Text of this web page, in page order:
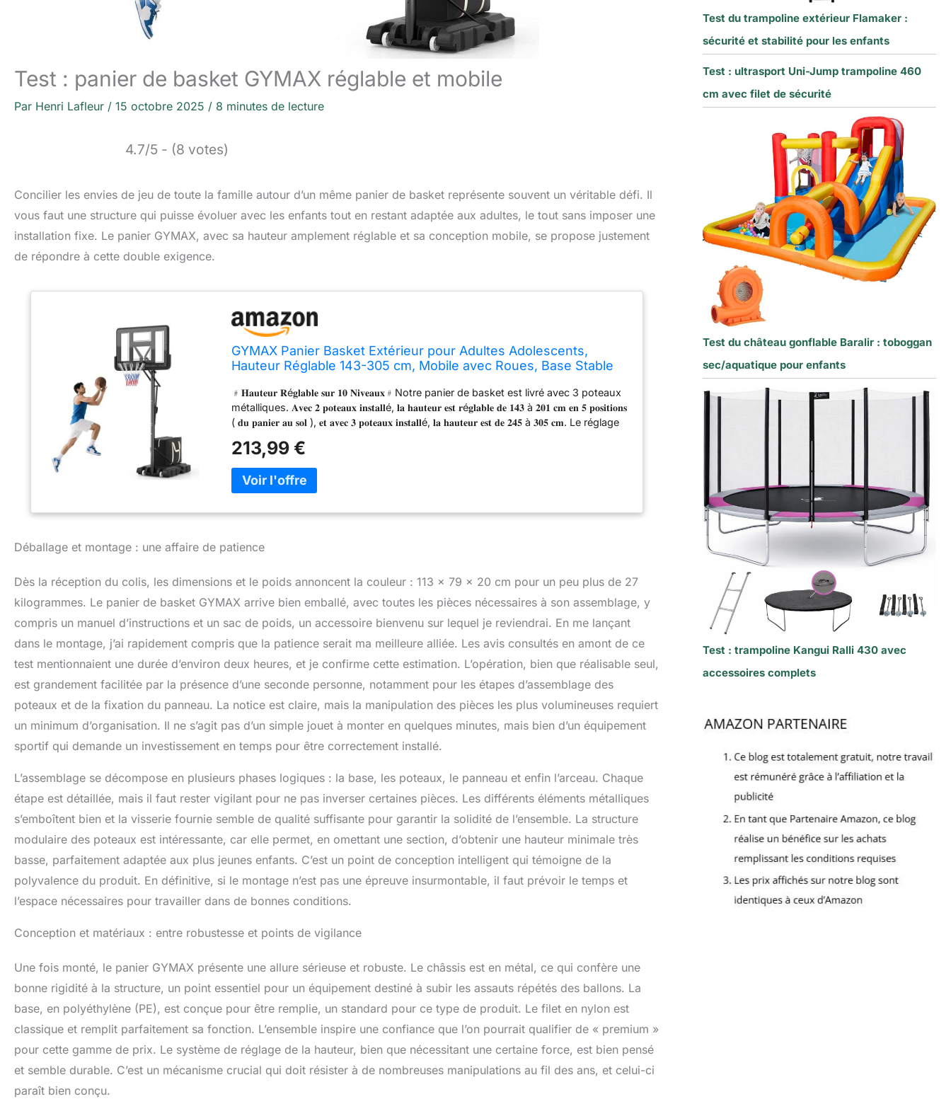
Test : panier de basket GYMAX réglable et mobile
Par Henri Lafleur / 15 octobre 2025 / 8 minutes de lecture
4.7/5 - (8 votes)
Concilier les envies de jeu de toute la famille autour d’un même panier de basket représente souvent un véritable défi. Il
vous faut une structure qui puisse évoluer avec les enfants tout en restant adaptée aux adultes, le tout sans imposer une
installation fixe. Le panier GYMAX, avec sa hauteur amplement réglable et sa conception mobile, se propose justement
de répondre à cette double exigence.
GYMAX Panier Basket Extérieur pour Adultes Adolescents,
Hauteur Réglable 143-305 cm, Mobile avec Roues, Base Stable
﹟𝐇𝐚𝐮𝐭𝐞𝐮𝐫 𝐑é𝐠𝐥𝐚𝐛𝐥𝐞 𝐬𝐮𝐫 𝟏𝟎 𝐍𝐢𝐯𝐞𝐚𝐮𝐱﹟Notre panier de basket est livré avec 3 poteaux
métalliques. 𝐀𝐯𝐞𝐜 𝟐 𝐩𝐨𝐭𝐞𝐚𝐮𝐱 𝐢𝐧𝐬𝐭𝐚𝐥𝐥é, 𝐥𝐚 𝐡𝐚𝐮𝐭𝐞𝐮𝐫 𝐞𝐬𝐭 𝐫é𝐠𝐥𝐚𝐛𝐥𝐞 𝐝𝐞 𝟏𝟒𝟑 à 𝟐𝟎𝟏 𝐜𝐦 𝐞𝐧 𝟓 𝐩𝐨𝐬𝐢𝐭𝐢𝐨𝐧𝐬
( 𝐝𝐮 𝐩𝐚𝐧𝐢𝐞𝐫 𝐚𝐮 𝐬𝐨𝐥 ), 𝐞𝐭 𝐚𝐯𝐞𝐜 𝟑 𝐩𝐨𝐭𝐞𝐚𝐮𝐱 𝐢𝐧𝐬𝐭𝐚𝐥𝐥é, 𝐥𝐚 𝐡𝐚𝐮𝐭𝐞𝐮𝐫 𝐞𝐬𝐭 𝐝𝐞 𝟐𝟒𝟓 à 𝟑𝟎𝟓 𝐜𝐦. Le réglage
de levage pour que le réglage se fasse en quelques secondes. ﹟𝐁𝐚𝐬𝐞 𝐑𝐞𝐦𝐩𝐥𝐢𝐬𝐬𝐚𝐛𝐥𝐞
𝐞𝐭 𝐒𝐚𝐜 𝐝𝐞 𝐏𝐨𝐢𝐝𝐬 𝐩𝐨𝐮𝐫 𝐒𝐭𝐚𝐛𝐢𝐥𝐢𝐭é﹟La base solide en PE peut être remplie de sable
(66kg) ou d'eau (58L) . En outre, vous pouvez ajouter 𝐥𝐞 𝐬𝐚𝐜 𝐝𝐞 𝐬𝐚𝐛𝐥𝐞 inclus
(pouvant contenir jusqu'à 50kg de sable) et placer le sac sur la base pour une
meilleure stabilité. En outre, la base comporte 𝐮𝐧 𝐫𝐞𝐧𝐟𝐨𝐧𝐜𝐞𝐦𝐞𝐧𝐭 𝐩𝐨𝐮𝐫 𝐚𝐜𝐜𝐮𝐞𝐢𝐥𝐥𝐢𝐫 𝐥𝐞
roues, ce panier de basket mobile vous permet d'économiser vos efforts pour la
panneau arrière 111x75cm, résiste aux chocs et aux éclats. Le système
d'amortissement à double ressort garantit un service prolongé. Le rebord de
𝐎ù﹟Ce panier de basket-ball peut être utilisé à l'intérieur comme à l'extérieur,
comme dans un gymnase, une allée, un terrain de basket, au bord d'une piscine,
etc. ( Attention : Veuillez déplacer le panier de basket-ball dans un endroit abrité
lorsqu'il y a du vent.)
213,99 €
Déballage et montage : une affaire de patience
Dès la réception du colis, les dimensions et le poids annoncent la couleur : 113 x 79 x 20 cm pour un peu plus de 27
kilogrammes. Le panier de basket GYMAX arrive bien emballé, avec toutes les pièces nécessaires à son assemblage, y
compris un manuel d’instructions et un sac de poids, un accessoire bienvenu sur lequel je reviendrai. En me lançant
dans le montage, j’ai rapidement compris que la patience serait ma meilleure alliée. Les avis consultés en amont de ce
test mentionnaient une durée d’environ deux heures, et je confirme cette estimation. L’opération, bien que réalisable seul,
est grandement facilitée par la présence d’une seconde personne, notamment pour les étapes d’assemblage des
poteaux et de la fixation du panneau. La notice est claire, mais la manipulation des pièces les plus volumineuses requiert
un minimum d’organisation. Il ne s’agit pas d’un simple jouet à monter en quelques minutes, mais bien d’un équipement
sportif qui demande un investissement en temps pour être correctement installé.
L’assemblage se décompose en plusieurs phases logiques : la base, les poteaux, le panneau et enfin l’arceau. Chaque
étape est détaillée, mais il faut rester vigilant pour ne pas inverser certaines pièces. Les différents éléments métalliques
s’emboîtent bien et la visserie fournie semble de qualité suffisante pour garantir la solidité de l’ensemble. La structure
modulaire des poteaux est intéressante, car elle permet, en omettant une section, d’obtenir une hauteur minimale très
basse, parfaitement adaptée aux plus jeunes enfants. C’est un point de conception intelligent qui témoigne de la
polyvalence du produit. En définitive, si le montage n’est pas une épreuve insurmontable, il faut prévoir le temps et
l’espace nécessaires pour travailler dans de bonnes conditions.
Conception et matériaux : entre robustesse et points de vigilance
Une fois monté, le panier GYMAX présente une allure sérieuse et robuste. Le châssis est en métal, ce qui confère une
bonne rigidité à la structure, un point essentiel pour un équipement destiné à subir les assauts répétés des ballons. La
base, en polyéthylène (PE), est conçue pour être remplie, un standard pour ce type de produit. Le filet en nylon est
classique et remplit parfaitement sa fonction. L’ensemble inspire une confiance que l’on pourrait qualifier de « premium »
pour cette gamme de prix. Le système de réglage de la hauteur, bien que nécessitant une certaine force, est bien pensé
et semble durable. C’est un mécanisme crucial qui doit résister à de nombreuses manipulations au fil des ans, et celui-ci
paraît bien conçu.
Test du trampoline extérieur Flamaker :
sécurité et stabilité pour les enfants
Test : ultrasport Uni-Jump trampoline 460
cm avec filet de sécurité
Test du château gonflable Baralir : toboggan
sec/aquatique pour enfants
Test : trampoline Kangui Ralli 430 avec
accessoires complets